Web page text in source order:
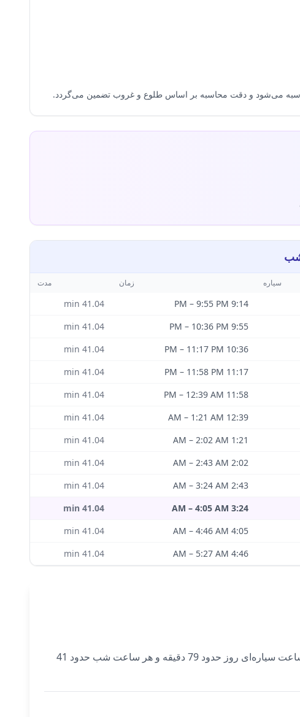
سیاره زمان مدت
9:14 PM
– 9:55 PM
41.04
9:55 PM
– 10:36 PM
41.04
10:36 PM
– 11:17 PM
41.04
11:17 PM
– 11:58 PM
41.04
11:58 PM
– 12:39 AM
41.04
12:39 AM
– 1:21 AM
41.04
1:21 AM
– 2:02 AM
41.04
2:02 AM
– 2:43 AM
41.04
2:43 AM
– 3:24 AM
41.04
3:24 AM
– 4:05 AM
41.04
4:05 AM
– 4:46 AM
41.04
4:46 AM
– 5:27 AM
41.04
امروز ساعات سیاره‌ای در Edinburgh از طلوع آفتاب (5:25 AM) آغاز می‌شود و توسط عطارد حکم‌فرمایی می‌شود. هر ساعت سیاره‌ای روز حدود 79 دقیقه و هر ساعت شب حدود 41